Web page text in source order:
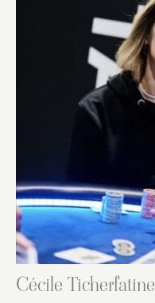
Cécile Ticherfatine